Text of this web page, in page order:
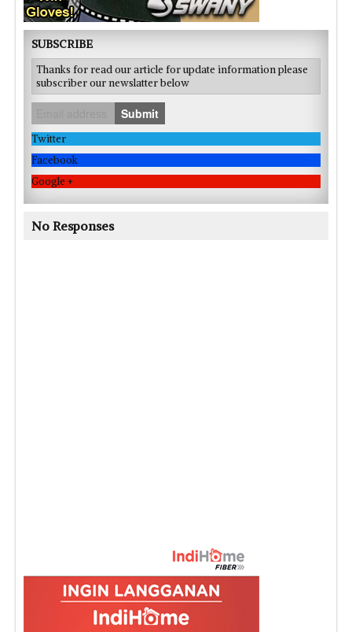
SUBSCRIBE
Thanks for read our article for update information please
subscriber our newslatter below
Submit
Twitter
Facebook
Google +
No Responses